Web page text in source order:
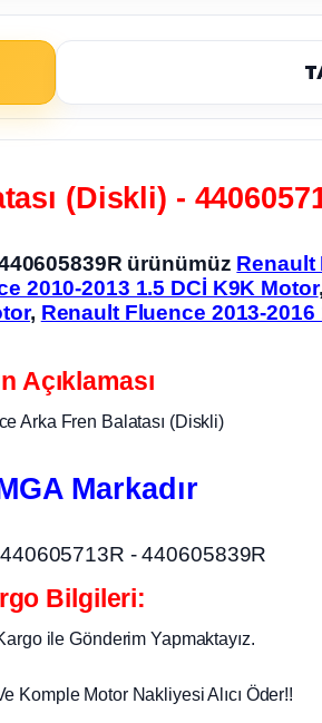
(Diskli) -
ürünümüz Renault
2010-2013 1.5 DCİ K9K Motor,
, Renault Fluence 2013-2016
Açıklaması
Arka Fren Balatası (Diskli)
Markadır
- 440605839R
Bilgileri:
ile Gönderim Yapmaktayız.
Komple Motor Nakliyesi Alıcı Öder!!